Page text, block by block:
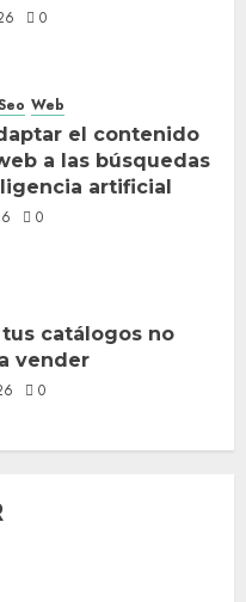
0
Web
el contenido
a las búsquedas
artificial
0
catálogos no
vender
0